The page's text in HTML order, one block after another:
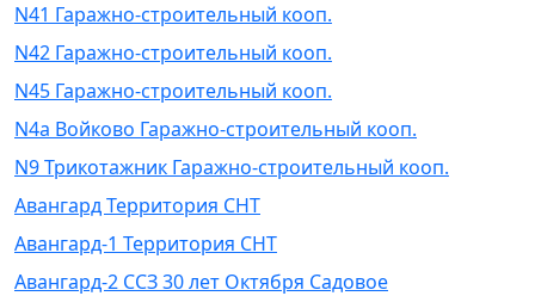
N41 Гаражно-строительный кооп.
N42 Гаражно-строительный кооп.
N45 Гаражно-строительный кооп.
N4а Войково Гаражно-строительный кооп.
N9 Трикотажник Гаражно-строительный кооп.
Авангард Территория СНТ
Авангард-1 Территория СНТ
Авангард-2 ССЗ 30 лет Октября Садовое